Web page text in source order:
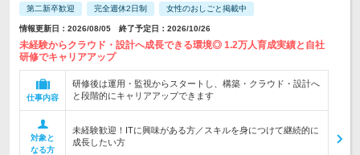
第二新卒歓迎 完全週休2日制 女性のおしごと掲載中
情報更新日：2026/08/05 終了予定日：2026/10/26
未経験からクラウド・設計へ成長できる環境◎ 1.2万人育成実績と自社
研修でキャリアアップ
仕事内容
研修後は運用・監視からスタートし、構築・クラウド・設計へ
と段階的にキャリアアップできます
対象と
なる方
未経験歓迎！ITに興味がある方／スキルを身につけて継続的に
成長したい方